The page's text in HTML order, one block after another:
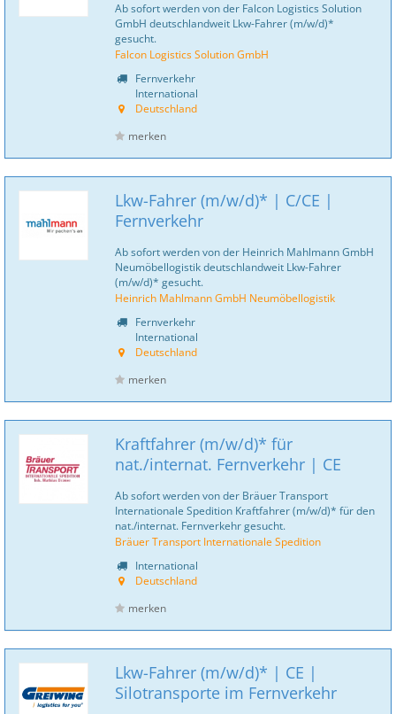
Ab sofort werden von der Falcon Logistics Solution
GmbH deutschlandweit Lkw-Fahrer (m/w/d)*
gesucht.
Falcon Logistics Solution GmbH
Fernverkehr
International
Deutschland
merken
Lkw-Fahrer (m/w/d)* | C/CE |
Fernverkehr
Ab sofort werden von der Heinrich Mahlmann GmbH
Neumöbellogistik deutschlandweit Lkw-Fahrer
(m/w/d)* gesucht.
Heinrich Mahlmann GmbH Neumöbellogistik
Fernverkehr
International
Deutschland
merken
Kraftfahrer (m/w/d)* für
nat./internat. Fernverkehr | CE
Ab sofort werden von der Bräuer Transport
Internationale Spedition Kraftfahrer (m/w/d)* für den
nat./internat. Fernverkehr gesucht.
Bräuer Transport Internationale Spedition
International
Deutschland
merken
Lkw-Fahrer (m/w/d)* | CE |
Silotransporte im Fernverkehr